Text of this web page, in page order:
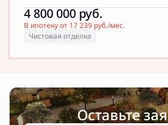
4 800 000руб.
В ипотеку от 17 239 руб./мес.
Чистовая отделка
Оставьте